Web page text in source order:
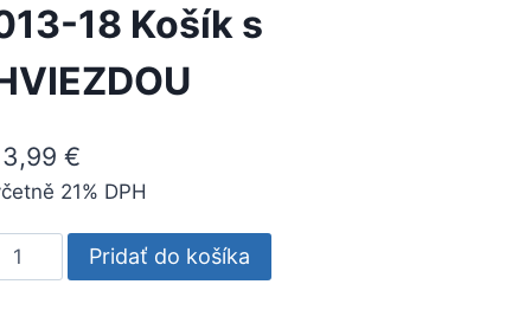
18 Košík s
€
21% DPH
Pridať do košíka